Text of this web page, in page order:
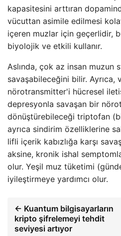
kapasitesini arttıran
vücuttan asimile edilmesi
içeren muzlar için geçerlidir,
biyolojik ve etkili kullanır.
Aslında, çok az insan muzun
savaşabileceğini bilir. Ayrıca,
nörotransmitter'i hücresel
depresyonla savaşan bir
dönüştürebileceği triptofan
ayrıca sindirim özelliklerine
lifli içerik kabızlığa karşı
aksine, kronik ishal
olur. Yeşil muz tüketimi
iyileştirmeye yardımcı olur.
← Kuantum bilgisayarların
kripto şifrelemeyi tehdit
seviyesi artıyor